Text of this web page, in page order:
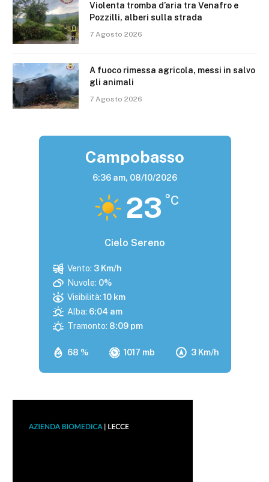
Violenta tromba d’aria tra Venafro e
Pozzilli, alberi sulla strada
7 Agosto 2026
A fuoco rimessa agricola, messi in salvo
gli animali
7 Agosto 2026
Campobasso
6:36 am, 08/10/2026
23 °C
Cielo Sereno
68 % 1017 mb 3 Km/h
Vento: 3 Km/h
Nuvole: 0%
Visibilità: 10 km
Alba: 6:04 am
Tramonto: 8:09 pm